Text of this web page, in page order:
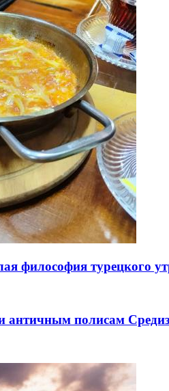
философия турецкого
античным полисам